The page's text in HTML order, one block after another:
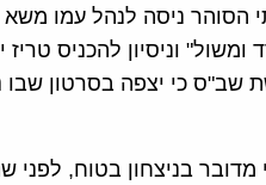
הסוהר ניסה לנהל עמו משא
וניסיון להכניס
שב"ס כי יצפה בסרטון שבו
מדובר בניצחון בטוח,